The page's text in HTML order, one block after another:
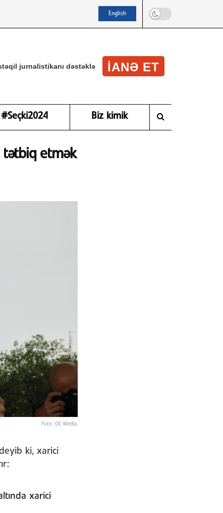
English
jurnalistikanı dəstəklə IANƏ ET
#Seçki2024 Biz kimik
tətbiq etmək
Foto: OC Media.
ki, xarici
xarici